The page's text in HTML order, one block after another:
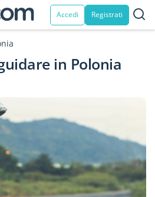
Accedi Registrati
in Polonia